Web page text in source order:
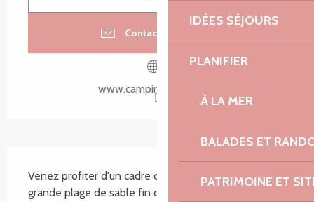
IDÉES SÉJOURS
PLANIFIER
À LA MER
BALADES ET
PATRIMOINE ET
Contacter par email
www.campinglemat.com
Venez profiter d'un cadre calme et reposant, de la
grande plage de sable fin de Trestel, de la Côte de